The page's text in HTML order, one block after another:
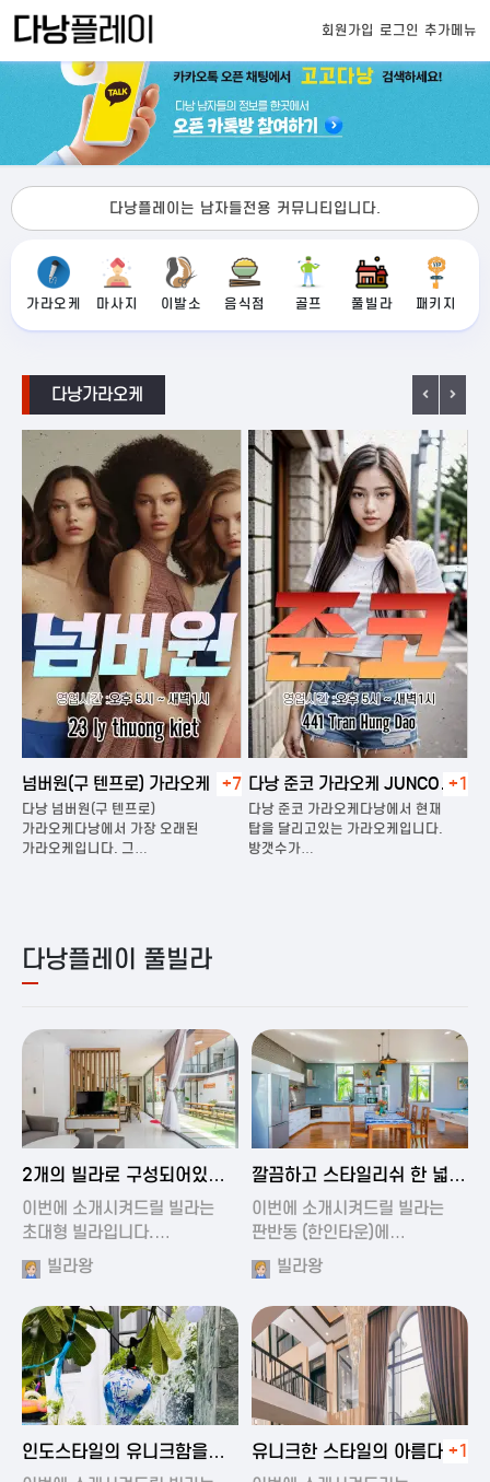
회원가입 로그인 추가메뉴
다낭플레이는 남자들전용 커뮤니티입니다.
가라오케 마사지 이발소 음식점 골프 풀빌라 패키지
다낭가라오케
넘버원(구 텐프로) 가라오케 +7
다낭 넘버원(구 텐프로)
가라오케다낭에서 가장 오래된
가라오케입니다. 그…
다낭 준코 가라오케 JUNCO
KARAOKE
+1
다낭 준코 가라오케다낭에서 현재
탑을 달리고있는 가라오케입니다.
방갯수가…
다낭플레이 풀빌라
2024-11-19 00:54
2개의 빌라로 구성되어있는
대형 풀빌…
이번에 소개시켜드릴 빌라는
초대형 빌라입니다.…
빌라왕
2024-11-19 01:27
깔끔하고 스타일리쉬 한 넓은
풀빌라
이번에 소개시켜드릴 빌라는
판반동 (한인타운)에…
빌라왕
2024-11-19 01:35
인도스타일의 유니크함을
가진 풀빌라
2024-11-19 00:45
유니크한 스타일의 아름다운
풀빌라
+1